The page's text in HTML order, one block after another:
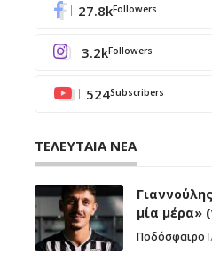
27.8kFollowers
3.2kFollowers
524Subscribers
ΤΕΛΕΥΤΑΙΑ ΝΕΑ
μία μέρα»
Ποδόσφαιρο